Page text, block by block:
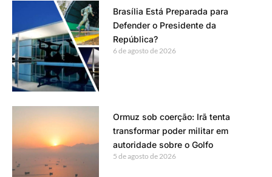
Brasília Está Preparada para
Defender o Presidente da
República?
6 de agosto de 2026
Ormuz sob coerção: Irã tenta
transformar poder militar em
autoridade sobre o Golfo
5 de agosto de 2026